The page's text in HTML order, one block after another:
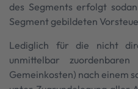
des Segments erfolgt
Segment gebildeten
Lediglich für die nicht
unmittelbar
Gemeinkosten) nach einem